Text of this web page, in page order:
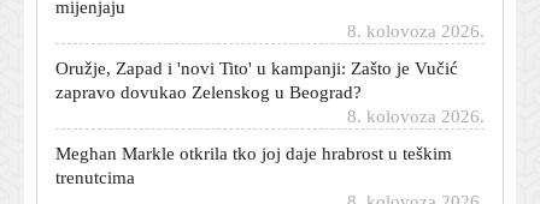
Oružje, Zapad i 'novi Tito' u kampanji: Zašto je Vučić
zapravo dovukao Zelenskog u Beograd?
8. kolovoza 2026.
Meghan Markle otkrila tko joj daje hrabrost u teškim
trenutcima